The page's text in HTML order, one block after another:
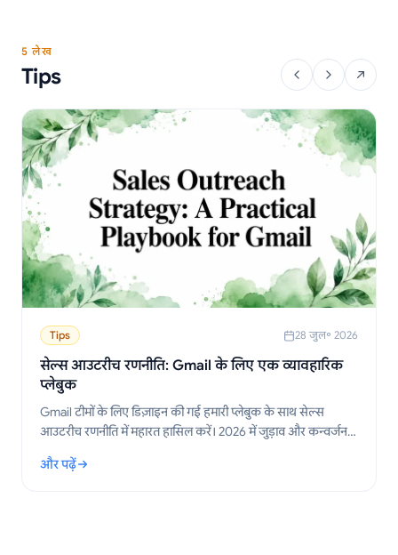
5 लेख
Tips
Tips 28 जुल॰ 2026
सेल्स आउटरीच रणनीति: Gmail के लिए एक व्यावहारिक
प्लेबुक
Gmail टीमों के लिए डिज़ाइन की गई हमारी प्लेबुक के साथ सेल्स
आउटरीच रणनीति में महारत हासिल करें। 2026 में जुड़ाव और कन्वर्जन
और पढ़ें
: सेल्स आउटरीच रणनीति: Gmail के लिए एक व्यावहारिक प्लेबुक